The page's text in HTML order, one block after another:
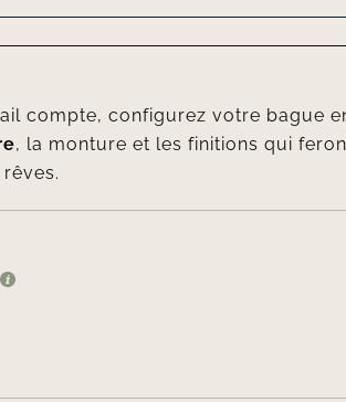
compte, configurez votre bague
, la monture et les finitions qui